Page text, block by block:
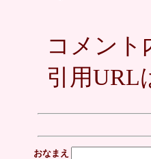
コメント
引用URL
おなまえ